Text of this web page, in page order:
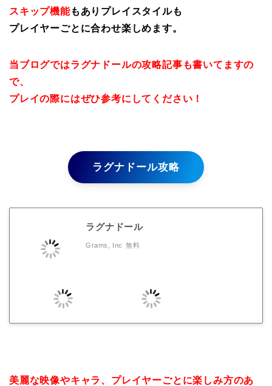
スキップ機能もありプレイスタイルも
プレイヤーごとに合わせ楽しめます。
当ブログではラグナドールの攻略記事も書いてますの
で、
プレイの際にはぜひ参考にしてください！
ラグナドール攻略
ラグナドール
Grams, Inc 無料
美麗な映像やキャラ、プレイヤーごとに楽しみ方のあ